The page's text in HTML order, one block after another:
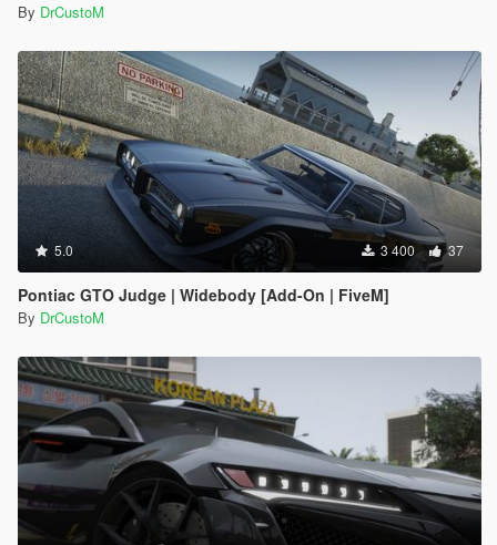
By DrCustoM
5.0 3 400 37
Pontiac GTO Judge | Widebody [Add-On | FiveM]
By DrCustoM